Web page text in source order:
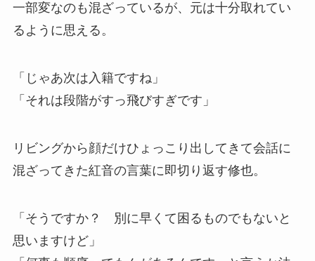
一部変なのも混ざっているが、元は十分取れてい
るように思える。
「じゃあ次は入籍ですね」
「それは段階がすっ飛びすぎです」
リビングから顔だけひょっこり出してきて会話に
混ざってきた紅音の言葉に即切り返す修也。
「そうですか？ 別に早くて困るものでもないと
思いますけど」